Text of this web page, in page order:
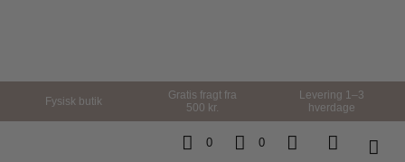
Fysisk butik
Gratis fragt fra
500 kr.
Levering 1–3
hverdage
0 0